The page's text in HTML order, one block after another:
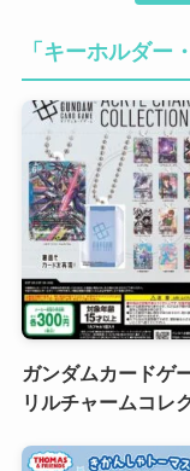
「キーホルダー
ガンダムカードゲ
リルチャームコレ